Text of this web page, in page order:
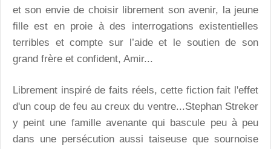
et son envie de choisir librement son avenir, la jeune
fille est en proie à des interrogations existentielles
terribles et compte sur l’aide et le soutien de son
grand frère et confident, Amir...
Librement inspiré de faits réels, cette fiction fait l'effet
d'un coup de feu au creux du ventre...Stephan Streker
y peint une famille avenante qui bascule peu à peu
dans une persécution aussi taiseuse que sournoise